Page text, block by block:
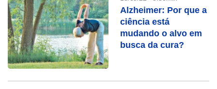
Alzheimer: Por que a
ciência está
mudando o alvo em
busca da cura?